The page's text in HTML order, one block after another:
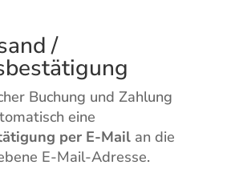
/
Buchung und Zahlung
eine
per E-Mailan die
E-Mail-Adresse.